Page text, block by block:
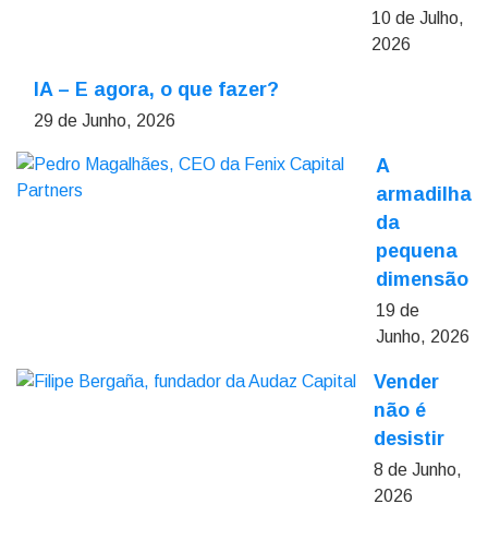
10 de Julho,
2026
IA – E agora, o que fazer?
29 de Junho, 2026
A
armadilha
da
pequena
dimensão
19 de
Junho, 2026
Vender
não é
desistir
8 de Junho,
2026